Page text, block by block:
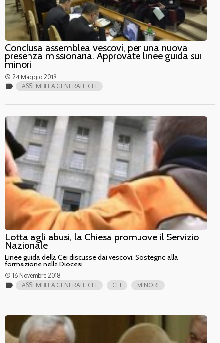
Conclusa assemblea vescovi, per una nuova
presenza missionaria. Approvate linee guida sui
minori
access_time 24 Maggio 2019
label ASSEMBLEA GENERALE CEI
Lotta agli abusi, la Chiesa promuove il Servizio
Nazionale
Linee guida della Cei discusse dai vescovi. Sostegno alla
formazione nelle Diocesi
access_time 16 Novembre 2018
label ASSEMBLEA GENERALE CEI CEI MINORI